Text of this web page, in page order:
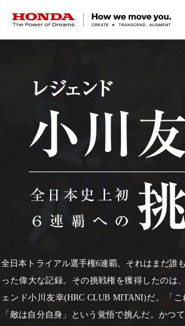
HONDA The Power of Dreams
全日本トライアル選手権6連覇、それはまだ誰
った偉大な記録。その挑戦権を獲得したのは
ェンド小川友幸(HRC CLUB MITANI)だ。「こ
「敵は自分自身」という覚悟で挑んだ。かつ